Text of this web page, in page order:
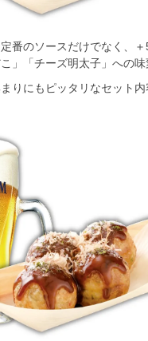
番のソースだけでなく、
」「チーズ明太子」への味
りにもピッタリなセット内